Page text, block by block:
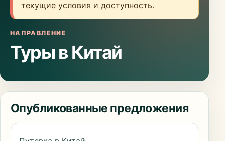
текущие условия и доступность.
НАПРАВЛЕНИЕ
Туры в Китай
Опубликованные предложения